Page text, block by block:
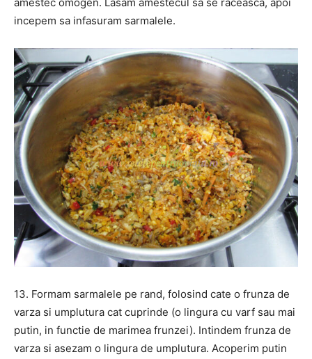
amestec omogen. Lasam amestecul sa se raceasca, apoi
incepem sa infasuram sarmalele.
13. Formam sarmalele pe rand, folosind cate o frunza de
varza si umplutura cat cuprinde (o lingura cu varf sau mai
putin, in functie de marimea frunzei). Intindem frunza de
varza si asezam o lingura de umplutura. Acoperim putin